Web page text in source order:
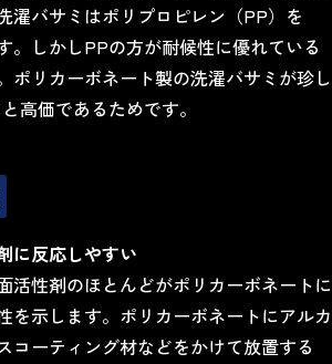
濯バサミはポリプロピレン（PP）を
。しかしPPの方が耐候性に優れている
ポリカーボネート製の洗濯バサミが珍し
高価であるためです。
に反応しやすい
活性剤のほとんどがポリカーボネートに
を示します。ポリカーボネートにアルカ
コーティング材などをかけて放置する